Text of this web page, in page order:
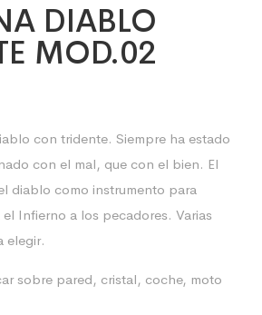
DIABLO
MOD.02
con tridente. Siempre ha estado
con el mal, que con el bien. El
diablo como instrumento para
Infierno a los pecadores. Varias
elegir.
sobre pared, cristal, coche, moto